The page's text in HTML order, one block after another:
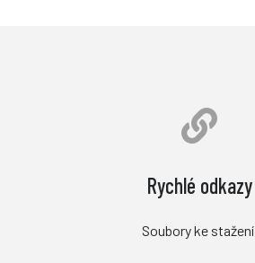
Rychlé odkazy
Soubory ke stažení.